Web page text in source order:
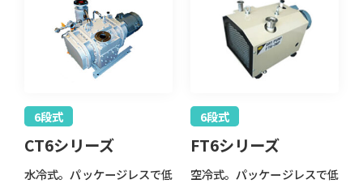
6段式
CT6シリーズ
水冷式。パッケージレスで低
6段式
FT6シリーズ
空冷式。パッケージレスで低